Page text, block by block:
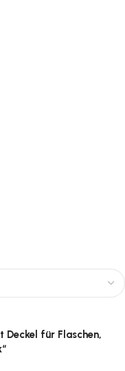
Deckel für Flaschen,